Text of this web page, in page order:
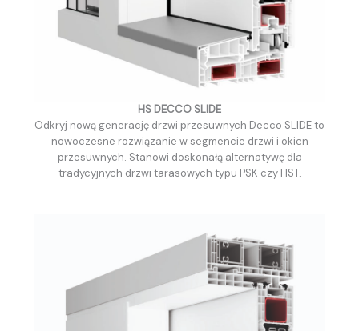
HS DECCO SLIDE
Odkryj nową generację drzwi przesuwnych Decco SLIDE to
nowoczesne rozwiązanie w segmencie drzwi i okien
przesuwnych. Stanowi doskonałą alternatywę dla
tradycyjnych drzwi tarasowych typu PSK czy HST.